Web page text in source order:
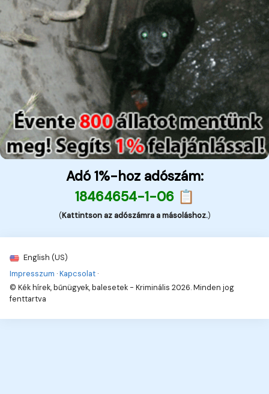
Adó 1%-hoz adószám:
18464654-1-06 📋
(Kattintson az adószámra a másoláshoz.)
English (US)
Impresszum ·Kapcsolat ·
© Kék hírek, bűnügyek, balesetek - Kriminális 2026. Minden jog
fenttartva